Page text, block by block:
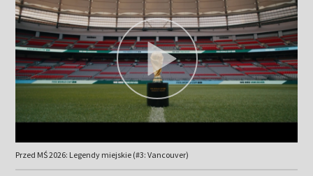
Przed MŚ 2026: Legendy miejskie (#3: Vancouver)